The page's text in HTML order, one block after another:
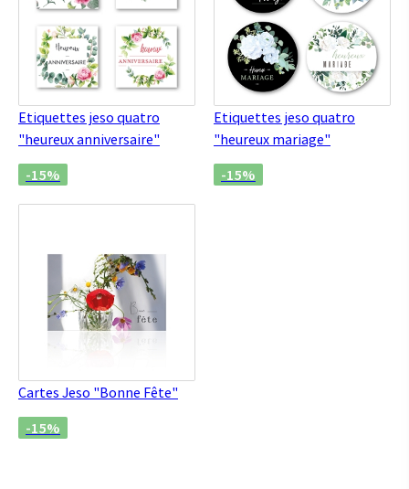
Etiquettes jeso quatro
"heureux anniversaire"
-15%
Etiquettes jeso quatro
"heureux mariage"
-15%
Cartes Jeso "Bonne Fête"
-15%